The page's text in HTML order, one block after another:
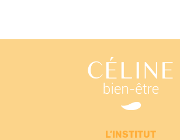
L’INSTITUT